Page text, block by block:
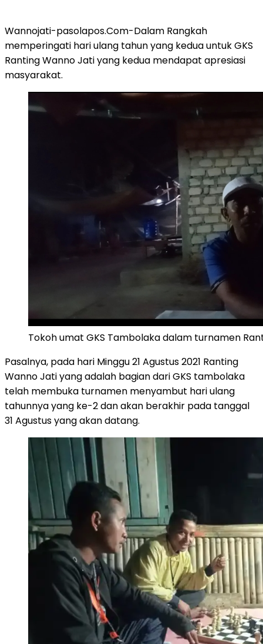
Wannojati-pasolapos.Com-Dalam Rangkah
memperingati hari ulang tahun yang kedua untuk GKS
Ranting Wanno Jati yang kedua mendapat apresiasi
masyarakat.
Tokoh umat GKS Tambolaka dalam turnamen
Pasalnya, pada hari Minggu 21 Agustus 2021 Ranting
Wanno Jati yang adalah bagian dari GKS tambolaka
telah membuka turnamen menyambut hari ulang
tahunnya yang ke-2 dan akan berakhir pada tanggal
31 Agustus yang akan datang.